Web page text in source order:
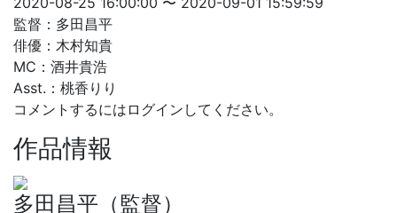
監督：多田昌平
俳優：木村知貴
MC：酒井貴浩
Asst.：桃香りり
コメントするにはログインしてください。
作品情報
多田昌平（監督）